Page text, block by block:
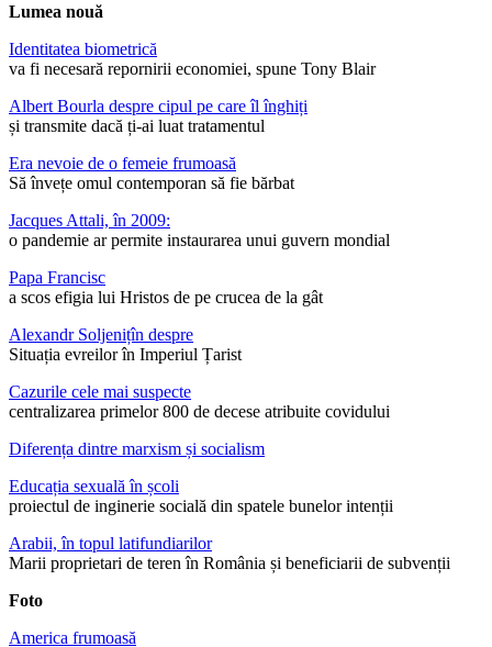
Lumea nouă
Identitatea biometrică
va fi necesară repornirii economiei, spune Tony Blair
Albert Bourla despre cipul pe care îl înghiți
și transmite dacă ți-ai luat tratamentul
Era nevoie de o femeie frumoasă
Să învețe omul contemporan să fie bărbat
Jacques Attali, în 2009:
o pandemie ar permite instaurarea unui guvern mondial
Papa Francisc
a scos efigia lui Hristos de pe crucea de la gât
Alexandr Soljenițîn despre
Situația evreilor în Imperiul Țarist
Cazurile cele mai suspecte
centralizarea primelor 800 de decese atribuite covidului
Diferența dintre marxism și socialism
Educația sexuală în școli
proiectul de inginerie socială din spatele bunelor intenții
Arabii, în topul latifundiarilor
Marii proprietari de teren în România și beneficiarii de subvenții
Foto
America frumoasă